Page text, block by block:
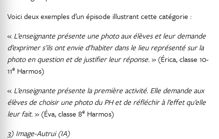
Voici deux exemples d’un épisode illustrant cette catégorie :
« L’enseignante présente une photo aux élèves et leur demande
d’exprimer s’ils ont envie d’habiter dans le lieu représenté sur la
photo en question et de justifier leur réponse.» (Érica, classe 10-
11e Harmos)
« L’enseignante présente la première activité. Elle demande aux
élèves de choisir une photo du PH et de réfléchir à l’effet qu’elle
leur fait.» (Éva, classe 8e Harmos)
3) Image-Autrui (IA)